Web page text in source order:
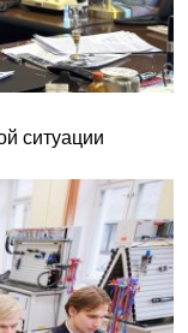
ситуации